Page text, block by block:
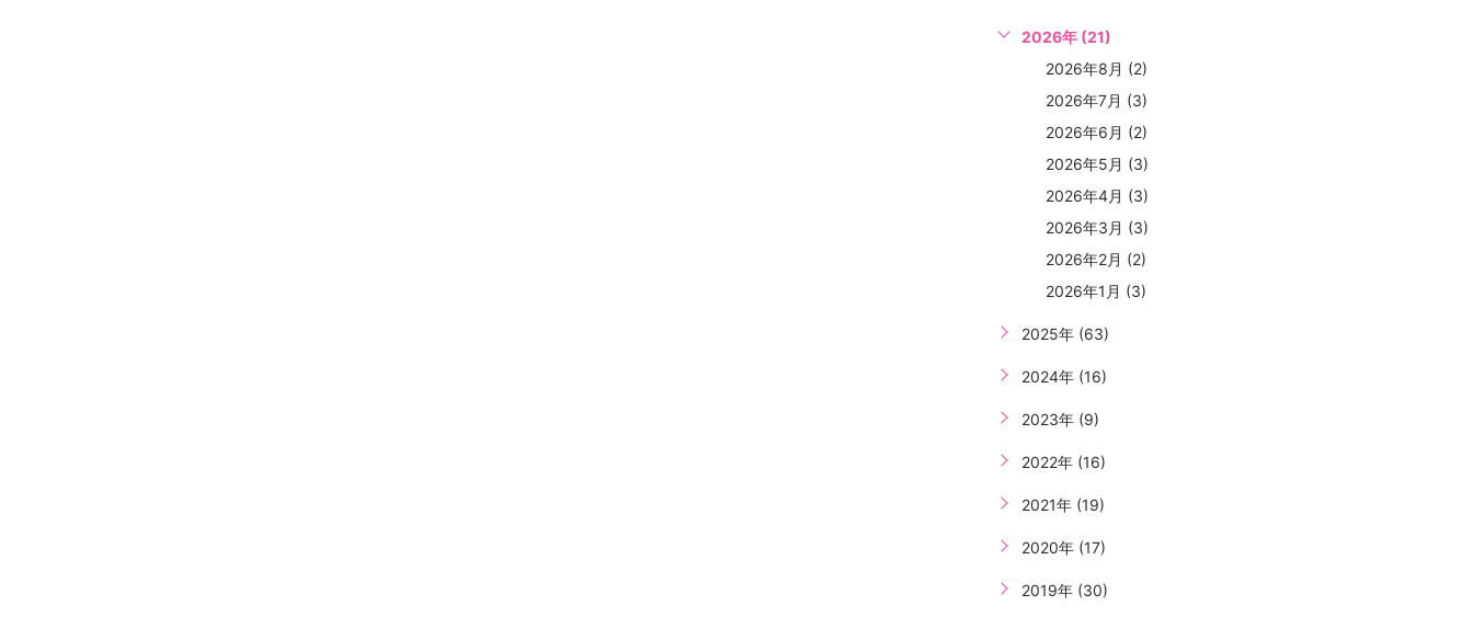
2026年 (21)
2026年8月 (2)
2026年7月 (3)
2026年6月 (2)
2026年5月 (3)
2026年4月 (3)
2026年3月 (3)
2026年2月 (2)
2026年1月 (3)
2025年 (63)
2024年 (16)
2023年 (9)
2022年 (16)
2021年 (19)
2020年 (17)
2019年 (30)